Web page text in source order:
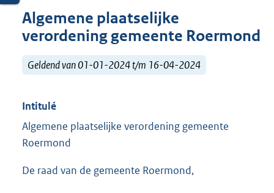
Algemene plaatselijke
verordening gemeente Roermond
Geldend van 01-01-2024 t/m 16-04-2024
Intitulé
Algemene plaatselijke verordening gemeente
Roermond
De raad van de gemeente Roermond,